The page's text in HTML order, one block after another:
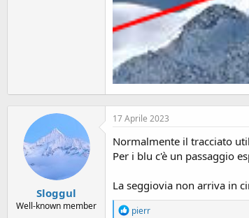
Sloggul
Well-known member
17 Aprile 2023
Normalmente il tracciato
Per i blu c'è un passaggio
La seggiovia non arriva in
R
pierr